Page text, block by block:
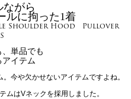
ながら
ルに拘った1着
Shoulder Hood Pullover
単品でも
イテム
今や欠かせないアイテムですよね。
ムはVネックを採用しました。